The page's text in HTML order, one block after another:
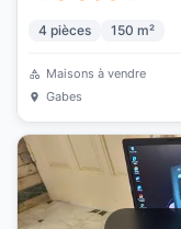
4 pièces 150 m²
Maisons à vendre
Gabes